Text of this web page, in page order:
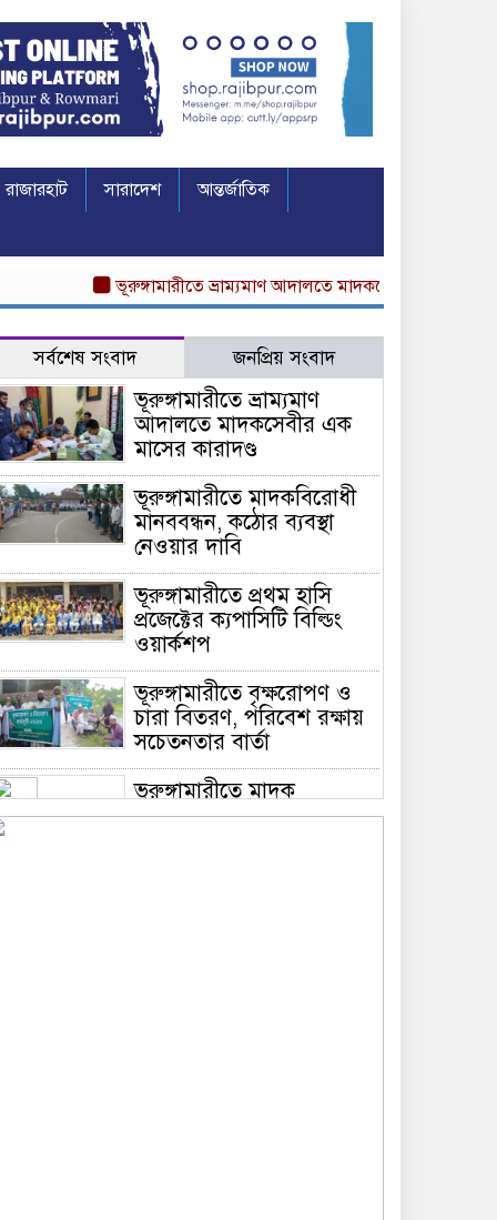
রাজারহাট সারাদেশ
আন্তর্জাতিক
ভূরুঙ্গামারীতে ভ্রাম্যমাণ আদালতে মাদকসেবীর এক মাসের কারাদণ্ড
সর্বশেষ সংবাদ জনপ্রিয় সংবাদ
ভূরুঙ্গামারীতে ভ্রাম্যমাণ
আদালতে মাদকসেবীর এক
মাসের কারাদণ্ড
ভূরুঙ্গামারীতে মাদকবিরোধী
মানববন্ধন, কঠোর ব্যবস্থা
নেওয়ার দাবি
ভূরুঙ্গামারীতে প্রথম হাসি
প্রজেক্টের ক্যপাসিটি বিল্ডিং
ওয়ার্কশপ
ভূরুঙ্গামারীতে বৃক্ষরোপণ ও
চারা বিতরণ, পরিবেশ রক্ষায়
সচেতনতার বার্তা
ভূরুঙ্গামারীতে মাদক
প্রতিরোধে মানববন্ধন